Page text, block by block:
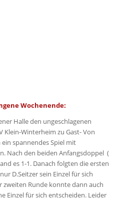
Wochenende:
Halle den ungeschlagenen
Klein-Winterheim zu Gast- Von
spannendes Spiel mit
Nach den beiden Anfangsdoppel (
es 1-1. Danach folgten die ersten
D.Seitzer sein Einzel für sich
Runde konnte dann auch
Einzel für sich entscheiden. Leider
& SCHÜLER